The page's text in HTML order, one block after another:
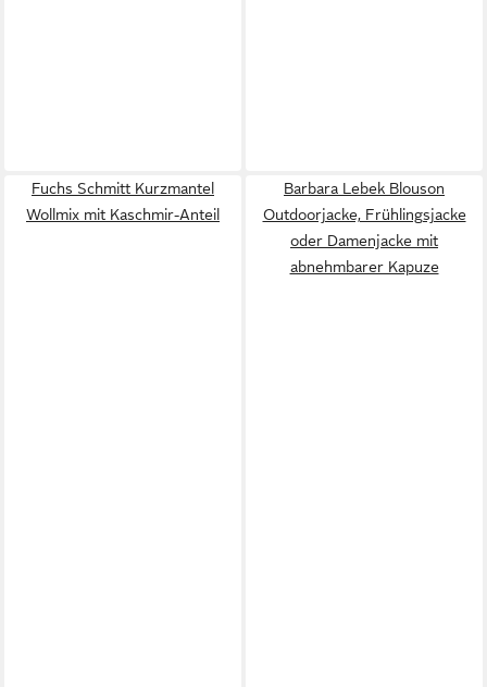
Fuchs Schmitt Kurzmantel
Wollmix mit Kaschmir-Anteil
Barbara Lebek Blouson
Outdoorjacke, Frühlingsjacke
oder Damenjacke mit
abnehmbarer Kapuze